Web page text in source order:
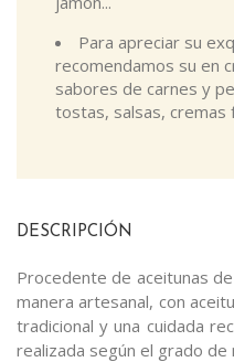
Para apreciar su
recomendamos su en
sabores de carnes y
tostas, salsas, cremas
DESCRIPCIÓN
Procedente de aceitunas
manera artesanal, con
tradicional y una cuidada
realizada según el grado